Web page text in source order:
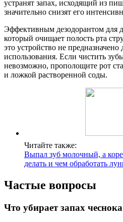
устранят запах, исходящий из
значительно снизят его
Эффективным дезодорантом для
который очищает полость рта
это устройство не
использования. Если чистить
невозможно, прополощите рот
и ложкой растворенной соды.
Читайте также:
Выпал зуб молочный, а
делать и чем обработать
Частые вопросы
Что убирает запах